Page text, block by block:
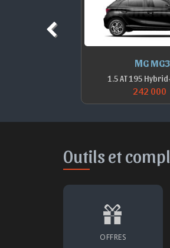
MG
1.5 AT 195
242 000
Outils et
OFFRES